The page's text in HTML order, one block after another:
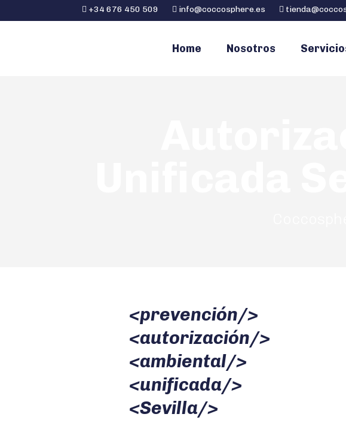
+34 676 450 509 info@coccosphere.es
Home Nosotros
<prevención/>
<autorización/>
<ambiental/>
<unificada/>
<Sevilla/>